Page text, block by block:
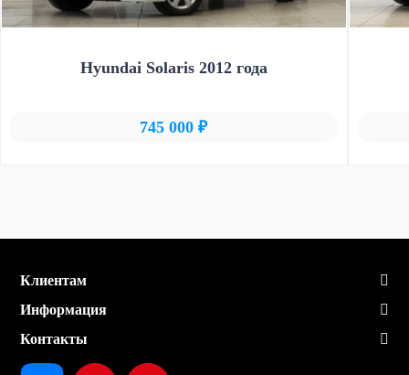
Hyundai Solaris 2012 года
745 000 ₽
Клиентам
Информация
Контакты